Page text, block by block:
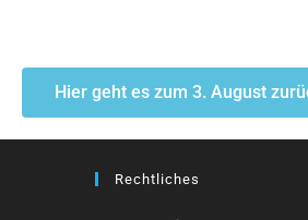
Hier geht es zum 3. August
Rechtliches